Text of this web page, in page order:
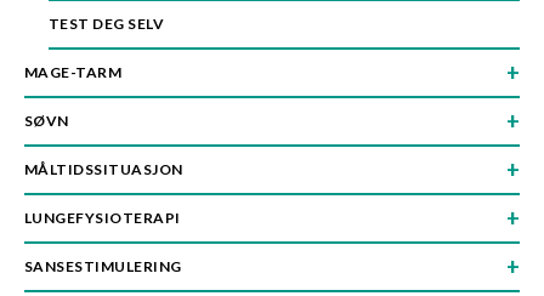
TEST DEG SELV
MAGE-TARM
SØVN
MÅLTIDSSITUASJON
LUNGEFYSIOTERAPI
SANSESTIMULERING